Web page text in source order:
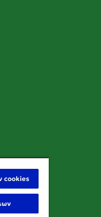
cookies